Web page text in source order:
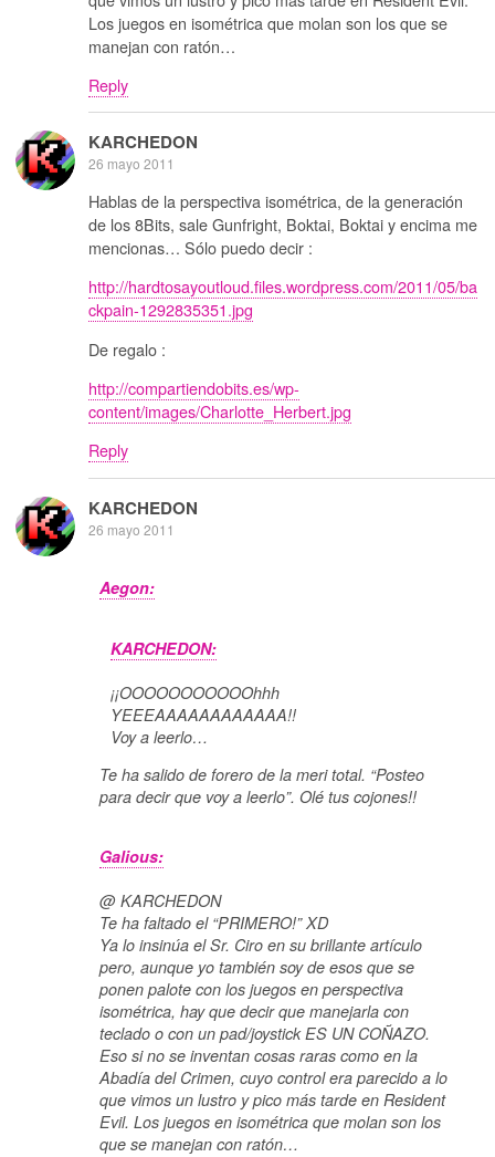
Los juegos en isométrica que molan son los que se
manejan con ratón…
Reply
KARCHEDON
26 mayo 2011
Hablas de la perspectiva isométrica, de la generación
de los 8Bits, sale Gunfright, Boktai, Boktai y encima me
mencionas… Sólo puedo decir :
http://hardtosayoutloud.files.wordpress.com/2011/05/ba
ckpain-1292835351.jpg
De regalo :
http://compartiendobits.es/wp-
content/images/Charlotte_Herbert.jpg
Reply
KARCHEDON
26 mayo 2011
Aegon:
KARCHEDON:
¡¡OOOOOOOOOOOhhh
YEEEAAAAAAAAAAAA!!
Voy a leerlo…
Te ha salido de forero de la meri total. “Posteo
para decir que voy a leerlo”. Olé tus cojones!!
Galious:
@ KARCHEDON
Te ha faltado el “PRIMERO!” XD
Ya lo insinúa el Sr. Ciro en su brillante artículo
pero, aunque yo también soy de esos que se
ponen palote con los juegos en perspectiva
isométrica, hay que decir que manejarla con
teclado o con un pad/joystick ES UN COÑAZO.
Eso si no se inventan cosas raras como en la
Abadía del Crimen, cuyo control era parecido a lo
que vimos un lustro y pico más tarde en Resident
Evil. Los juegos en isométrica que molan son los
que se manejan con ratón…